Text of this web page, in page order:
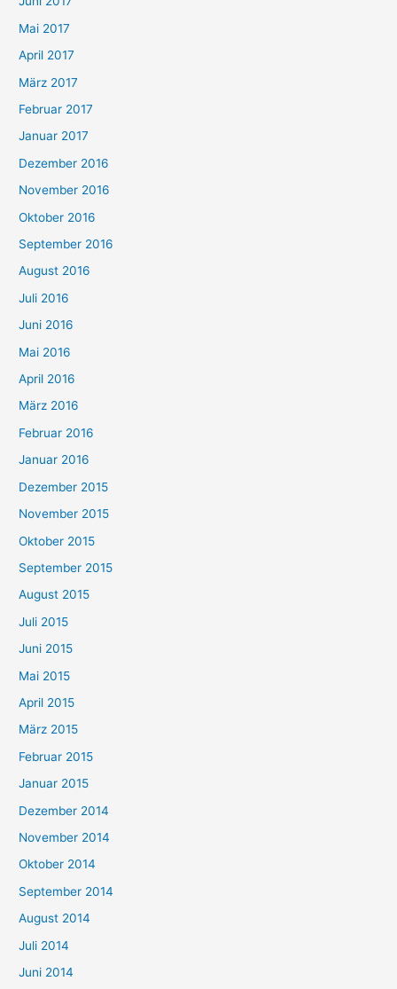
Mai 2017
April 2017
März 2017
Februar 2017
Januar 2017
Dezember 2016
November 2016
Oktober 2016
September 2016
August 2016
Juli 2016
Juni 2016
Mai 2016
April 2016
März 2016
Februar 2016
Januar 2016
Dezember 2015
November 2015
Oktober 2015
September 2015
August 2015
Juli 2015
Juni 2015
Mai 2015
April 2015
März 2015
Februar 2015
Januar 2015
Dezember 2014
November 2014
Oktober 2014
September 2014
August 2014
Juli 2014
Juni 2014